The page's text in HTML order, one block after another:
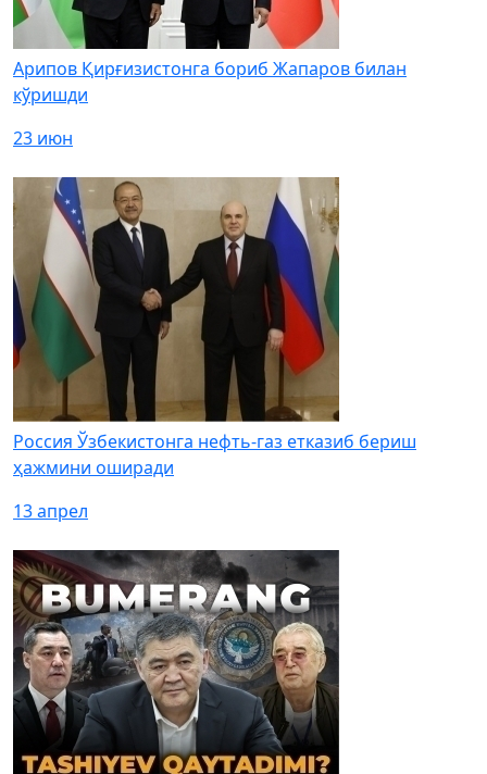
Арипов Қирғизистонга бориб Жапаров билан
кўришди
23 июн
Россия Ўзбекистонга нефть-газ етказиб бериш
ҳажмини оширади
13 апрел